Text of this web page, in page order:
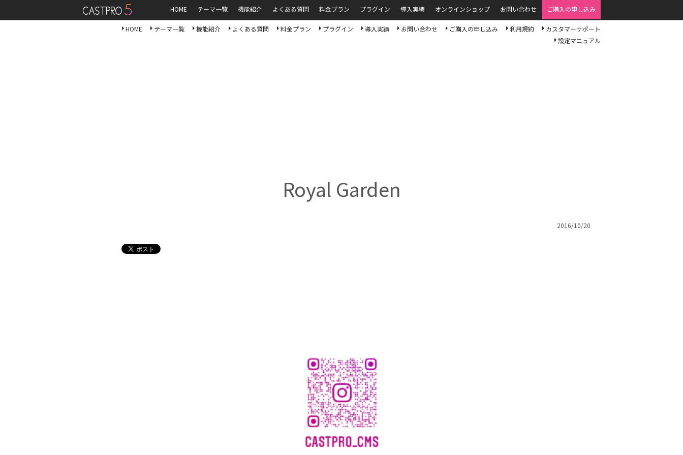
HOME テーマ一覧 機能紹介 よくある質問 料金プラン プラグイン 導入実績 オンラインショップ お問い合わせ ご購入の申し込み
HOME テーマ一覧 機能紹介 よくある質問 料金プラン プラグイン 導入実績 お問い合わせ ご購入の申し込み 利用規約
カスタマーサポート
設定マニュアル
Royal Garden
2016/10/20